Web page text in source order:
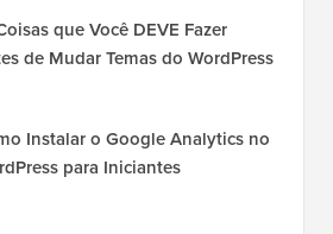
que Você DEVE Fazer
de Mudar Temas do WordPress
Instalar o Google Analytics no
para Iniciantes